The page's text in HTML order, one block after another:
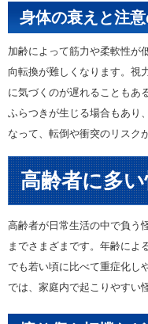
身体の衰えと注
加齢によって筋力や柔軟性が
向転換が難しくなります。視
に気づくのが遅れることもあ
ふらつきが生じる場合もあり
なって、転倒や衝突のリスク
高齢者に多
高齢者が日常生活の中で負う
までさまざまです。年齢によ
でも若い頃に比べて重症化し
では、家庭内で起こりやすい